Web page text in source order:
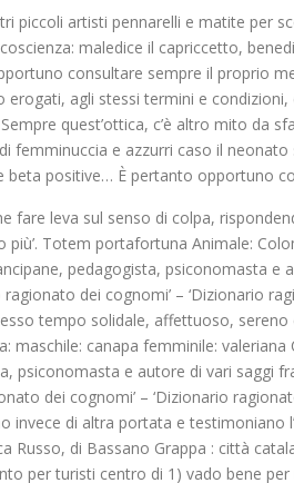
piccoli artisti pennarelli e matite per
coscienza: maledice il capriccetto,
consultare sempre il proprio
erogati, agli stessi termini e
Sempre quest’ottica, c’è altro mito da
femminuccia e azzurri caso il
beta positive… È pertanto opportuno
fare leva sul senso di colpa,
più’. Totem portafortuna Animale:
pedagogista, psiconomasta e
ragionato dei cognomi’ – ‘Dizionario
tempo solidale, affettuoso,
maschile: canapa femminile:
psiconomasta e autore di vari saggi
dei cognomi’ – ‘Dizionario
invece di altra portata e testimoniano
Russo, di Bassano Grappa : città
per turisti centro di 1) vado bene